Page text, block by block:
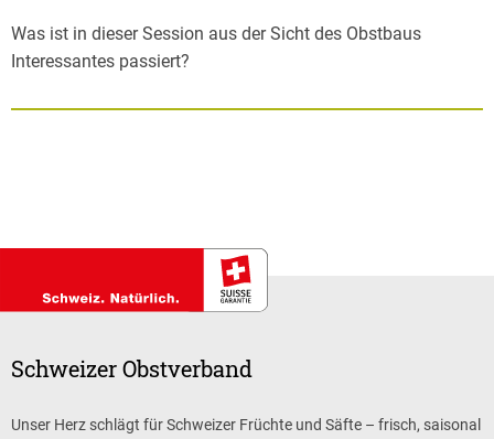
Was ist in dieser Session aus der Sicht des Obstbaus
Interessantes passiert?
Schweizer Obstverband
Unser Herz schlägt für Schweizer Früchte und Säfte – frisch, saisonal